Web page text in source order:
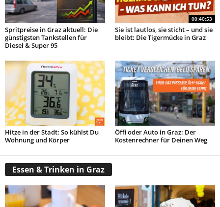
Spritpreise in Graz aktuell: Die
günstigsten Tankstellen für
Diesel & Super 95
00:40:53
Sie ist lautlos, sie sticht – und sie
bleibt: Die Tigermücke in Graz
Hitze in der Stadt: So kühlst Du
Wohnung und Körper
Öffi oder Auto in Graz: Der
Kostenrechner für Deinen Weg
Essen & Trinken in Graz